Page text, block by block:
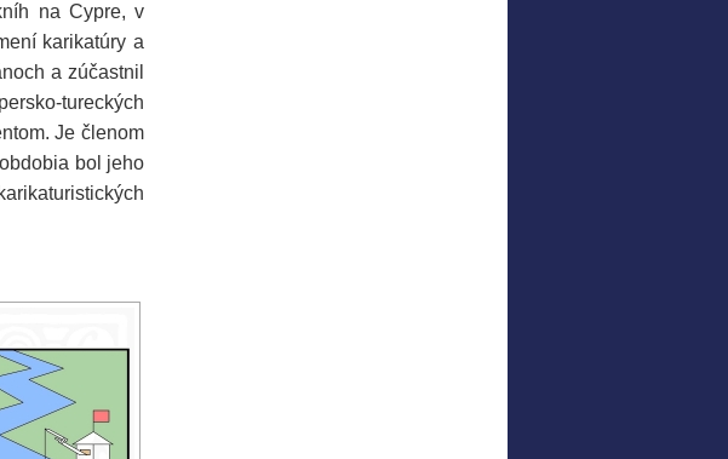
na Cypre, v
karikatúry a
a zúčastnil
tureckých
Je členom
bol jeho